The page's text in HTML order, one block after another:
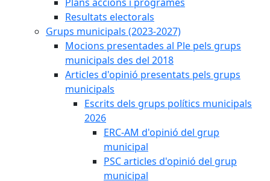
Resultats electorals
Grups municipals (2023-2027)
Mocions presentades al Ple pels grups
municipals des del 2018
Articles d'opinió presentats pels grups
municipals
Escrits dels grups polítics municipals
2026
ERC-AM d'opinió del grup
municipal
PSC articles d'opinió del grup
municipal